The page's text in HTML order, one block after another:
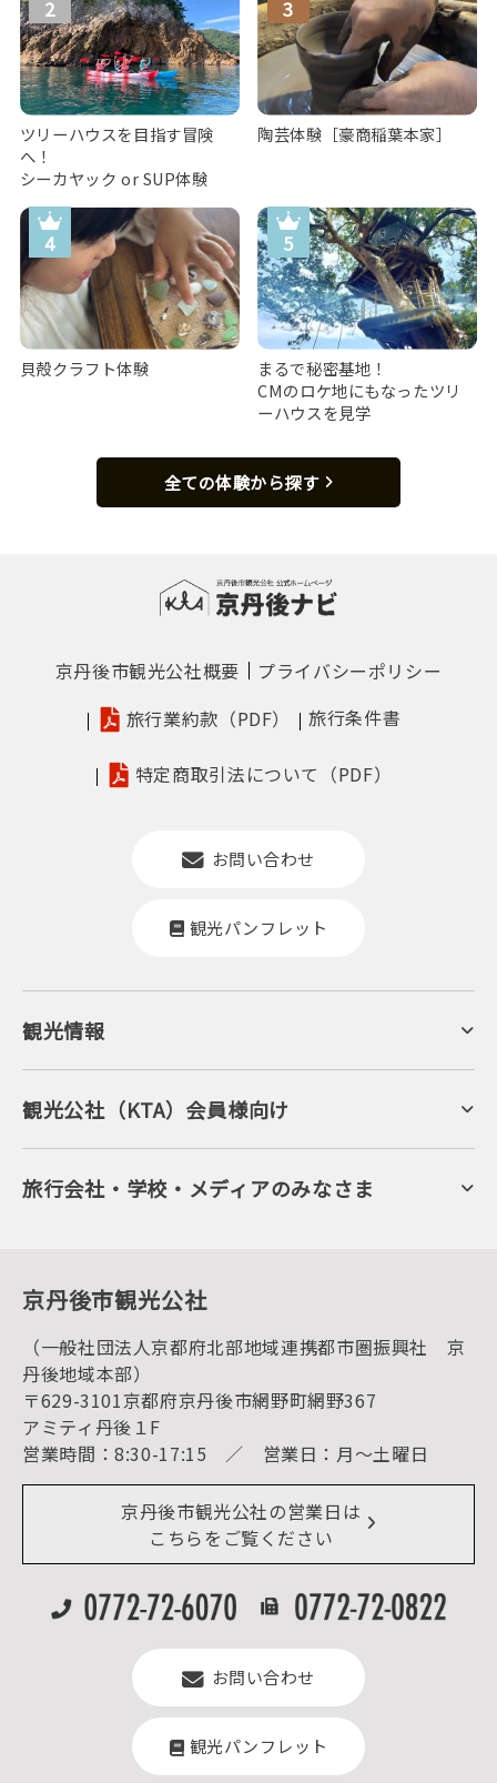
ツリーハウスを目指す冒険
へ！
シーカヤック or SUP体験
陶芸体験［豪商稲葉本家］
貝殻クラフト体験
まるで秘密基地！
CMのロケ地にもなったツリ
ーハウスを見学
全ての体験から探す
京丹後市観光公社概要
プライバシーポリシー
旅行業約款（PDF）
旅行条件書
特定商取引法について（PDF）
お問い合わせ
観光パンフレット
観光情報
京丹後について
ジオパークの絶景
キャンプ・グランピング
自然景観
旬の食
フルーツ
美術館・資料館
観光
海水浴
キャンプ
お宿探し
宿泊・日帰り予約（空室検索）
予約照会・予約キャンセル
宿泊施設一覧（お宿比較ページ）
アクセス
お知らせ
イベント情報
デジタル観光パンフレット
リアルタイム道路情報
よくある質問
観光公社（KTA）会員様向け
KTA会員コミュニティ
会員向けサービス
KTAニュースレター
会員加入・会員情報（会員規程）
旅行会社・学校・メディアのみなさま
プレスリリース
京丹後市観光公社
（一般社団法人京都府北部地域連携都市圏振興社 京
丹後地域本部）
〒629-3101京都府京丹後市網野町網野367
アミティ丹後１F
営業時間：8:30-17:15 ／ 営業日：月～土曜日
京丹後市観光公社の営業日は
こちらをご覧ください
お問い合わせ
観光パンフレット